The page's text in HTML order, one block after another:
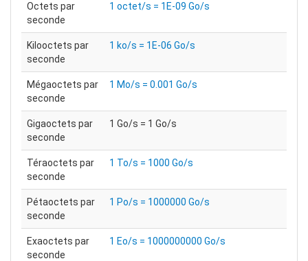
Octets par
seconde
1 octet/s = 1E-09 Go/s
Kilooctets par
seconde
1 ko/s = 1E-06 Go/s
Mégaoctets par
seconde
1 Mo/s = 0.001 Go/s
Gigaoctets par
seconde
1 Go/s = 1 Go/s
Téraoctets par
seconde
1 To/s = 1000 Go/s
Pétaoctets par
seconde
1 Po/s = 1000000 Go/s
Exaoctets par
seconde
1 Eo/s = 1000000000 Go/s